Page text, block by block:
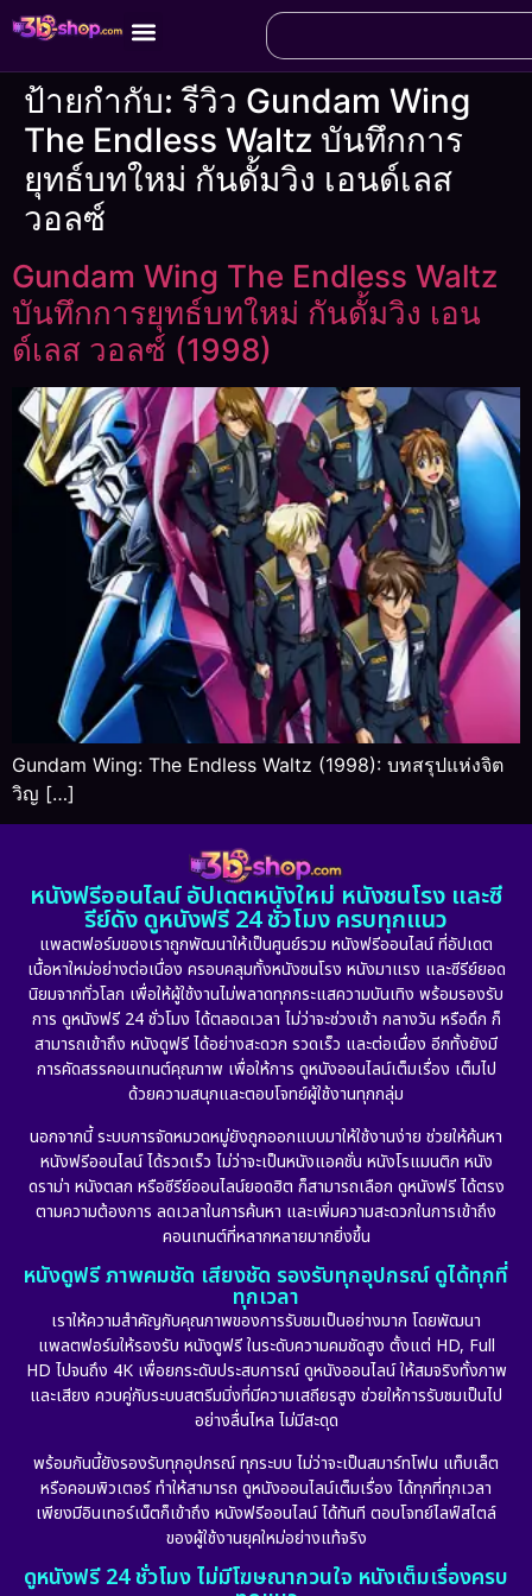
ป้ายกำกับ:รีวิว Gundam Wing
The Endless Waltz บันทึกการ
ยุทธ์บทใหม่ กันดั้มวิง เอนด์เลส
วอลซ์
Gundam Wing The Endless Waltz
บันทึกการยุทธ์บทใหม่ กันดั้มวิง เอน
ด์เลส วอลซ์ (1998)
Gundam Wing: The Endless Waltz (1998): บทสรุปแห่งจิต
วิญ […]
หนังฟรีออนไลน์ อัปเดตหนังใหม่ หนังชนโรง และซี
รีย์ดัง ดูหนังฟรี 24 ชั่วโมง ครบทุกแนว
แพลตฟอร์มของเราถูกพัฒนาให้เป็นศูนย์รวม หนังฟรีออนไลน์ ที่อัปเดต
เนื้อหาใหม่อย่างต่อเนื่อง ครอบคลุมทั้งหนังชนโรง หนังมาแรง และซีรีย์ยอด
นิยมจากทั่วโลก เพื่อให้ผู้ใช้งานไม่พลาดทุกกระแสความบันเทิง พร้อมรองรับ
การ ดูหนังฟรี 24 ชั่วโมง ได้ตลอดเวลา ไม่ว่าจะช่วงเช้า กลางวัน หรือดึก ก็
สามารถเข้าถึง หนังดูฟรี ได้อย่างสะดวก รวดเร็ว และต่อเนื่อง อีกทั้งยังมี
การคัดสรรคอนเทนต์คุณภาพ เพื่อให้การ ดูหนังออนไลน์เต็มเรื่อง เต็มไป
ด้วยความสนุกและตอบโจทย์ผู้ใช้งานทุกกลุ่ม
นอกจากนี้ ระบบการจัดหมวดหมู่ยังถูกออกแบบมาให้ใช้งานง่าย ช่วยให้ค้นหา
หนังฟรีออนไลน์ ได้รวดเร็ว ไม่ว่าจะเป็นหนังแอคชั่น หนังโรแมนติก หนัง
ดราม่า หนังตลก หรือซีรีย์ออนไลน์ยอดฮิต ก็สามารถเลือก ดูหนังฟรี ได้ตรง
ตามความต้องการ ลดเวลาในการค้นหา และเพิ่มความสะดวกในการเข้าถึง
คอนเทนต์ที่หลากหลายมากยิ่งขึ้น
หนังดูฟรี ภาพคมชัด เสียงชัด รองรับทุกอุปกรณ์ ดูได้ทุกที่
ทุกเวลา
เราให้ความสำคัญกับคุณภาพของการรับชมเป็นอย่างมาก โดยพัฒนา
แพลตฟอร์มให้รองรับ หนังดูฟรี ในระดับความคมชัดสูง ตั้งแต่ HD, Full
HD ไปจนถึง 4K เพื่อยกระดับประสบการณ์ ดูหนังออนไลน์ ให้สมจริงทั้งภาพ
และเสียง ควบคู่กับระบบสตรีมมิ่งที่มีความเสถียรสูง ช่วยให้การรับชมเป็นไป
อย่างลื่นไหล ไม่มีสะดุด
พร้อมกันนี้ยังรองรับทุกอุปกรณ์ ทุกระบบ ไม่ว่าจะเป็นสมาร์ทโฟน แท็บเล็ต
หรือคอมพิวเตอร์ ทำให้สามารถ ดูหนังออนไลน์เต็มเรื่อง ได้ทุกที่ทุกเวลา
เพียงมีอินเทอร์เน็ตก็เข้าถึง หนังฟรีออนไลน์ ได้ทันที ตอบโจทย์ไลฟ์สไตล์
ของผู้ใช้งานยุคใหม่อย่างแท้จริง
ดูหนังฟรี 24 ชั่วโมง ไม่มีโฆษณากวนใจ หนังเต็มเรื่องครบ